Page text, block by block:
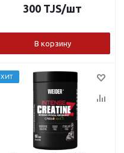
300 TJS/шт
В корзину
ХИТ